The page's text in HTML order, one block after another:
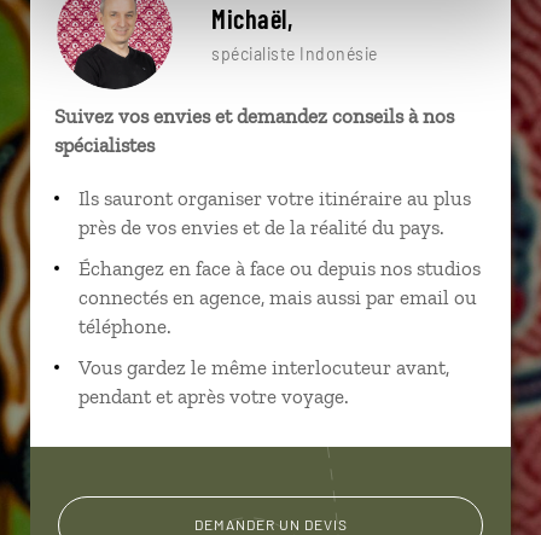
Michaël,
spécialiste Indonésie
Suivez vos envies et demandez conseils à nos
spécialistes
Ils sauront organiser votre itinéraire au plus
près de vos envies et de la réalité du pays.
Échangez en face à face ou depuis nos studios
connectés en agence, mais aussi par email ou
téléphone.
Vous gardez le même interlocuteur avant,
pendant et après votre voyage.
DEMANDER UN DEVIS